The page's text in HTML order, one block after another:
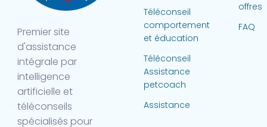
Premier site
d'assistance
intégrale par
intelligence
artificielle et
téléconseils
spécialisés pour
Téléconseil
comportement
et éducation
Téléconseil
Assistance
petcoach
Assistance
offres
FAQ